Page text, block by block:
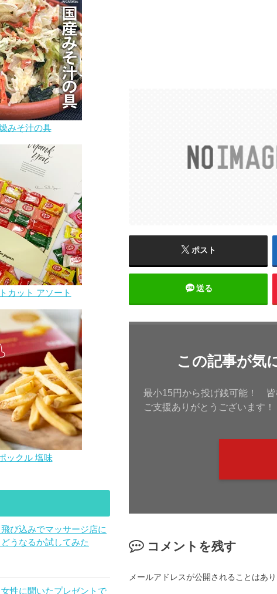
ポスト
送る
この記事が気
最小15円から投げ銭可能！ 皆
ご支援ありがとうございます！
コメントを残す
メールアドレスが公開されることはあり
みそ汁の具
カット アソート
ックル 塩味
飛び込みでマッサージ店に
うなるか試してみた
性に聞いたプレゼントで